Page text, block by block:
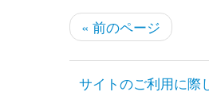
« 前のページ
サイトのご利用に際